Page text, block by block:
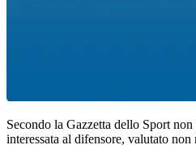
Secondo la Gazzetta dello Sport
interessata al difensore, valutato